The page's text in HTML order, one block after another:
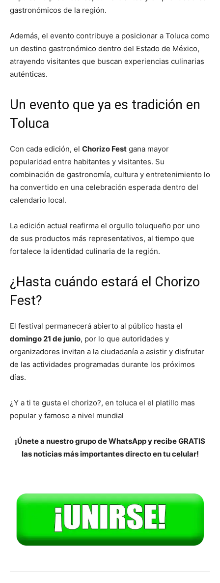
gastronómicos de la región.
Además, el evento contribuye a posicionar a Toluca como
un destino gastronómico dentro del Estado de México,
atrayendo visitantes que buscan experiencias culinarias
auténticas.
Un evento que ya es tradición en
Toluca
Con cada edición, el Chorizo Fest gana mayor
popularidad entre habitantes y visitantes. Su
combinación de gastronomía, cultura y entretenimiento lo
ha convertido en una celebración esperada dentro del
calendario local.
La edición actual reafirma el orgullo toluqueño por uno
de sus productos más representativos, al tiempo que
fortalece la identidad culinaria de la región.
¿Hasta cuándo estará el Chorizo
Fest?
El festival permanecerá abierto al público hasta el
domingo 21 de junio, por lo que autoridades y
organizadores invitan a la ciudadanía a asistir y disfrutar
de las actividades programadas durante los próximos
días.
¿Y a ti te gusta el chorizo?, en toluca el el platillo mas
popular y famoso a nivel mundial
¡Únete a nuestro grupo de WhatsApp y recibe GRATIS
las noticias más importantes directo en tu celular!